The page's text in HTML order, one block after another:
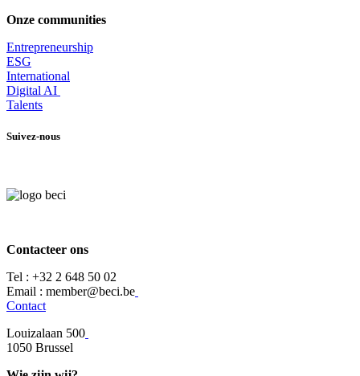
Onze communities
Entrepreneurship
ESG
International
Digital AI
Talents
Suivez-nous
Contacteer ons
Tel : +32 2 648 50 02​
​​Email : member@beci.be
Contact
Louizalaan 500
​1050 Brussel